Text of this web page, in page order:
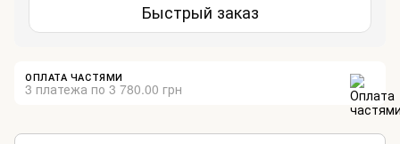
Быстрый заказ
ОПЛАТА ЧАСТЯМИ
3 платежа по 3 780.00 грн